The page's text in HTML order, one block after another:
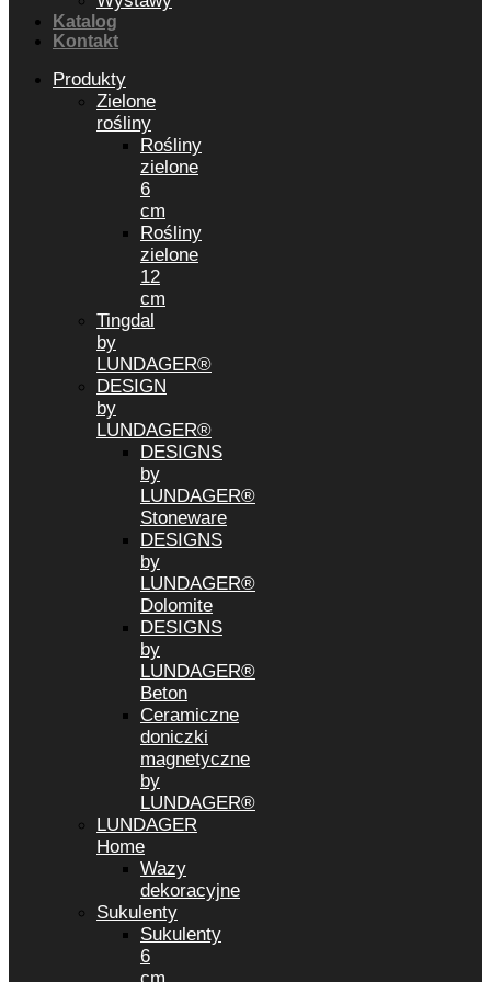
Katalog
Kontakt
Produkty
Zielone
rośliny
Rośliny
zielone
6
cm
Rośliny
zielone
12
cm
Tingdal
by
LUNDAGER®
DESIGN
by
LUNDAGER®
DESIGNS
by
LUNDAGER®
Stoneware
DESIGNS
by
LUNDAGER®
Dolomite
DESIGNS
by
LUNDAGER®
Beton
Ceramiczne
doniczki
magnetyczne
by
LUNDAGER®
LUNDAGER
Home
Wazy
dekoracyjne
Sukulenty
Sukulenty
6